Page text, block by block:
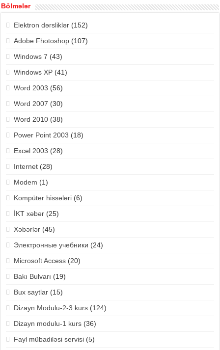
Bölmələr
Elektron dərsliklər(152)
Adobe Fhotoshop(107)
Windows 7 (43)
Windows XP(41)
Word 2003 (56)
Word 2007 (30)
Word 2010(38)
Power Point 2003 (18)
Excel 2003 (28)
Internet(28)
Modem (1)
Kompüter hissələri(6)
İKT xəbər(25)
Xəbərlər(45)
Электронные учебники (24)
Microsoft Access(20)
Bakı Bulvarı (19)
Bux saytlar(15)
Dizayn Modulu-2-3 kurs(124)
Dizayn modulu-1 kurs(36)
Fayl mübadiləsi servisi(5)